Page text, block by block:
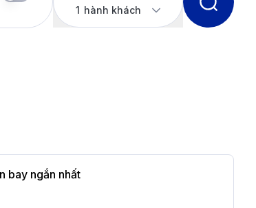
1 hành khách
bay ngắn nhất